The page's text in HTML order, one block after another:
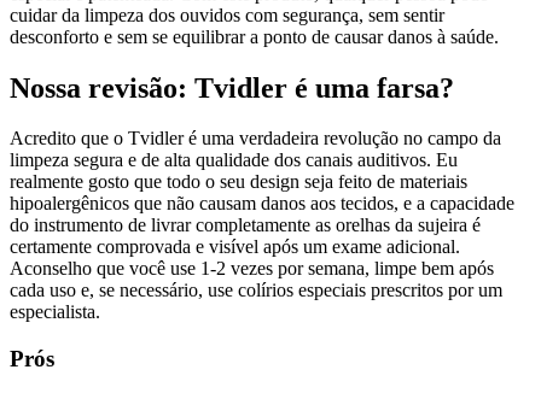
cuidar da limpeza dos ouvidos com segurança, sem sentir
desconforto e sem se equilibrar a ponto de causar danos à saúde.
Nossa revisão: Tvidler é uma farsa?
Acredito que o Tvidler é uma verdadeira revolução no campo da
limpeza segura e de alta qualidade dos canais auditivos. Eu
realmente gosto que todo o seu design seja feito de materiais
hipoalergênicos que não causam danos aos tecidos, e a capacidade
do instrumento de livrar completamente as orelhas da sujeira é
certamente comprovada e visível após um exame adicional.
Aconselho que você use 1-2 vezes por semana, limpe bem após
cada uso e, se necessário, use colírios especiais prescritos por um
especialista.
Prós